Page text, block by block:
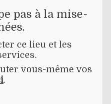
pas à la mise-
ce lieu et les
vous-même vos
.